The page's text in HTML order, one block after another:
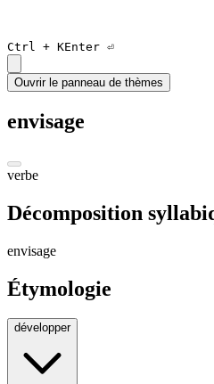
Ctrl + KEnter ⏎
Ouvrir le panneau de thèmes
envisage
verbe
Décomposition
envisage
Étymologie
développer